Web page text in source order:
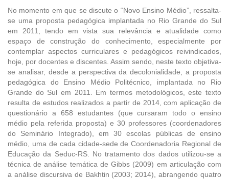
No momento em que se discute o “Novo Ensino Médio”, ressalta-
se uma proposta pedagógica implantada no Rio Grande do Sul
em 2011, tendo em vista sua relevância e atualidade como
espaço de construção do conhecimento, especialmente por
contemplar aspectos curriculares e pedagógicos reivindicados,
hoje, por docentes e discentes. Assim sendo, neste texto objetiva-
se analisar, desde a perspectiva da decolonialidade, a proposta
pedagógica do Ensino Médio Politécnico, implantada no Rio
Grande do Sul em 2011. Em termos metodológicos, este texto
resulta de estudos realizados a partir de 2014, com aplicação de
questionário a 658 estudantes (que cursaram todo o ensino
médio pela referida proposta) e 30 professores (coordenadores
do Seminário Integrado), em 30 escolas públicas de ensino
médio, uma de cada cidade-sede de Coordenadoria Regional de
Educação da Seduc-RS. No tratamento dos dados utilizou-se a
técnica de análise temática de Gibbs (2009) em articulação com
a análise discursiva de Bakhtin (2003; 2014), abrangendo quatro